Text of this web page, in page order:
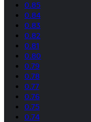
0.85
0.84
0.83
0.82
0.81
0.80
0.79
0.78
0.77
0.76
0.75
0.74